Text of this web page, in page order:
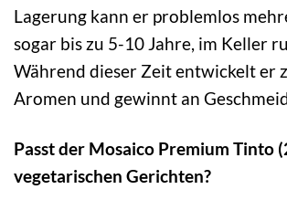
Lagerung kann er problemlos
sogar bis zu 5-10 Jahre, im Keller
Während dieser Zeit entwickelt er
Aromen und gewinnt an
Passt der Mosaico Premium Tinto
vegetarischen Gerichten?